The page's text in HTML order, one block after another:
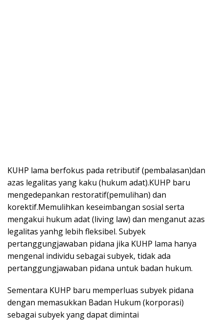
KUHP lama berfokus pada retributif (pembalasan)dan
azas legalitas yang kaku (hukum adat).KUHP baru
mengedepankan restoratif(pemulihan) dan
korektif.Memulihkan keseimbangan sosial serta
mengakui hukum adat (living law) dan menganut azas
legalitas yanhg lebih fleksibel. Subyek
pertanggungjawaban pidana jika KUHP lama hanya
mengenal individu sebagai subyek, tidak ada
pertanggungjawaban pidana untuk badan hukum.
Sementara KUHP baru memperluas subyek pidana
dengan memasukkan Badan Hukum (korporasi)
sebagai subyek yang dapat dimintai